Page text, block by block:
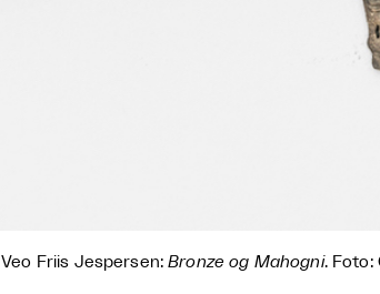
Veo Friis Jespersen:Bronze og Mahogni. Foto: